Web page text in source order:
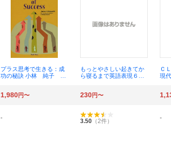
プラス思考で生きる：成
功の秘訣 小林 純子
もっとやさしい起きてか
ら寝るまで英語表現６０
英語で言う→どんどん話
修
Ｃ
現
1,980円〜 230円〜
- 3.50 （2件） -